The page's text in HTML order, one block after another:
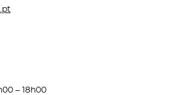
– 18h00